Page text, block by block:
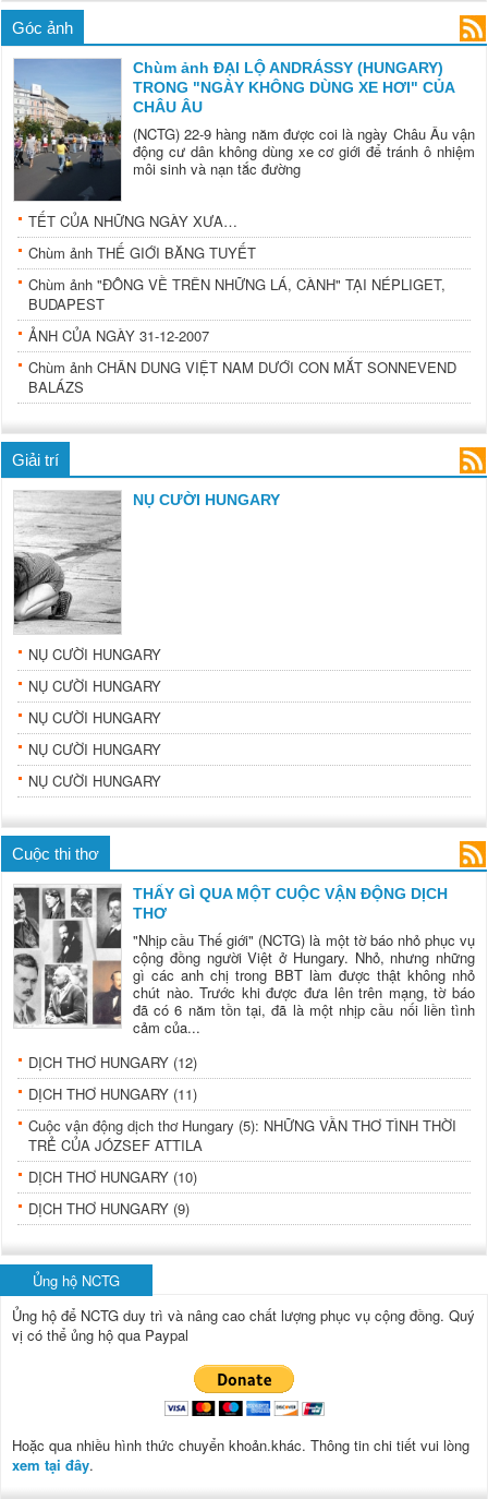
Góc ảnh
Chùm ảnh ĐẠI LỘ ANDRÁSSY (HUNGARY)
TRONG "NGÀY KHÔNG DÙNG XE HƠI" CỦA
CHÂU ÂU
(NCTG) 22-9 hàng năm được coi là ngày Châu Âu vận
động cư dân không dùng xe cơ giới để tránh ô nhiệm
môi sinh và nạn tắc đường
TẾT CỦA NHỮNG NGÀY XƯA…
Chùm ảnh THẾ GIỚI BĂNG TUYẾT
Chùm ảnh "ĐÔNG VỀ TRÊN NHỮNG LÁ, CÀNH" TẠI NÉPLIGET,
BUDAPEST
ẢNH CỦA NGÀY 31-12-2007
Chùm ảnh CHÂN DUNG VIỆT NAM DƯỚI CON MẮT SONNEVEND
BALÁZS
Giải­ trí
NỤ CƯỜI HUNGARY
NỤ CƯỜI HUNGARY
NỤ CƯỜI HUNGARY
NỤ CƯỜI HUNGARY
NỤ CƯỜI HUNGARY
NỤ CƯỜI HUNGARY
Cuộc thi thơ
THẤY GÌ QUA MỘT CUỘC VẬN ĐỘNG DỊCH
THƠ
"Nhịp cầu Thế giới" (NCTG) là một tờ báo nhỏ phục vụ
cộng đồng người Việt ở Hungary. Nhỏ, nhưng những
gì các anh chị trong BBT làm được thật không nhỏ
chút nào. Trước khi được đưa lên trên mạng, tờ báo
đã có 6 năm tồn tại, đã là một nhịp cầu nối liền tình
cảm của...
DỊCH THƠ HUNGARY (12)
DỊCH THƠ HUNGARY (11)
Cuộc vận động dịch thơ Hungary (5): NHỮNG VẦN THƠ TÌNH THỜI
TRẺ CỦA JÓZSEF ATTILA
DỊCH THƠ HUNGARY (10)
DỊCH THƠ HUNGARY (9)
Ủng hộ NCTG
Ủng hộ để NCTG duy trì và nâng cao chất lượng phục vụ cộng đồng. Quý
vị có thể ủng hộ qua Paypal
Hoặc qua nhiều hình thức chuyển khoản.khác. Thông tin chi tiết vui lòng
xem tại đây.